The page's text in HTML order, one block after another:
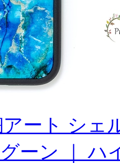
ート シェ
ーン ｜ ハ